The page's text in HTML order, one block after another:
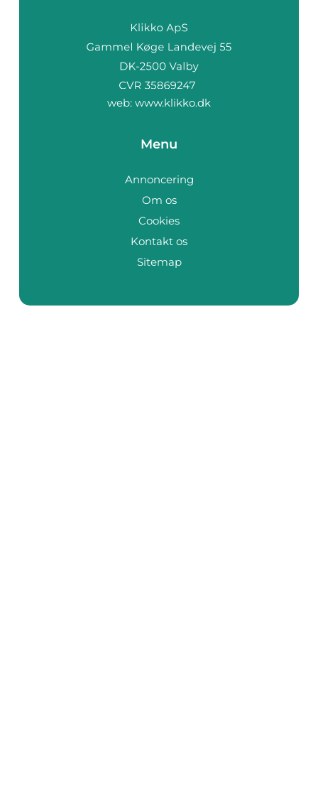
web: www.klikko.dk
Menu
Annoncering
Om os
Cookies
Kontakt os
Sitemap